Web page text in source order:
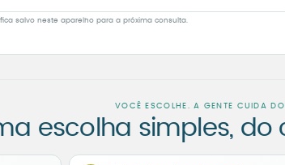
fica salvo neste aparelho para a próxima consulta.
VOCÊ ESCOLHE. A GENTE CUIDA DO
escolha simples,